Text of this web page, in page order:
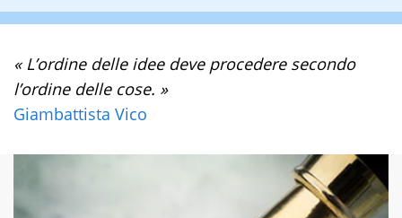
« L’ordine delle idee deve procedere secondo
l’ordine delle cose. »
Giambattista Vico